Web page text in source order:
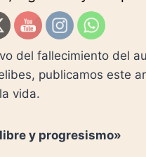
del fallecimiento del
publicamos este
vida.
y progresismo»